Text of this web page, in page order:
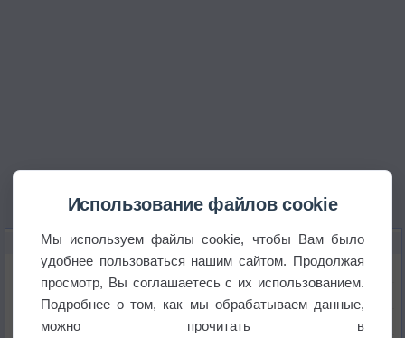
КАРТЫ ПОГОДЫ В СЕРЕНЕ
Температура
Давление
Осадки
Использование файлов cookie
Мы используем файлы cookie, чтобы Вам было
удобнее пользоваться нашим сайтом. Продолжая
просмотр, Вы соглашаетесь с их использованием.
Подробнее о том, как мы обрабатываем данные,
можно прочитать в